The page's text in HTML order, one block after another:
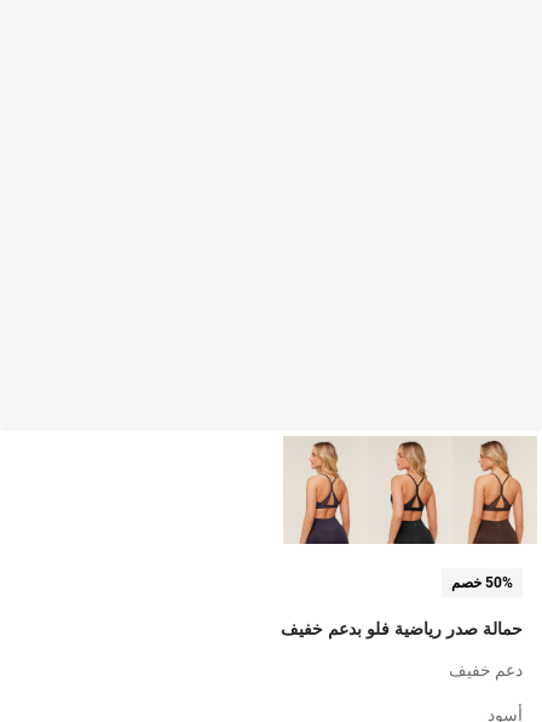
50% خصم
حمالة صدر رياضية فلو بدعم خفيف
دعم خفيف
أسود